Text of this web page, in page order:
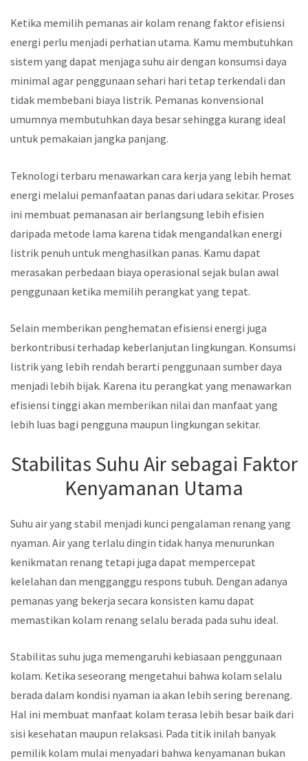
Ketika memilih pemanas air kolam renang faktor efisiensi
energi perlu menjadi perhatian utama. Kamu membutuhkan
sistem yang dapat menjaga suhu air dengan konsumsi daya
minimal agar penggunaan sehari hari tetap terkendali dan
tidak membebani biaya listrik. Pemanas konvensional
umumnya membutuhkan daya besar sehingga kurang ideal
untuk pemakaian jangka panjang.
Teknologi terbaru menawarkan cara kerja yang lebih hemat
energi melalui pemanfaatan panas dari udara sekitar. Proses
ini membuat pemanasan air berlangsung lebih efisien
daripada metode lama karena tidak mengandalkan energi
listrik penuh untuk menghasilkan panas. Kamu dapat
merasakan perbedaan biaya operasional sejak bulan awal
penggunaan ketika memilih perangkat yang tepat.
Selain memberikan penghematan efisiensi energi juga
berkontribusi terhadap keberlanjutan lingkungan. Konsumsi
listrik yang lebih rendah berarti penggunaan sumber daya
menjadi lebih bijak. Karena itu perangkat yang menawarkan
efisiensi tinggi akan memberikan nilai dan manfaat yang
lebih luas bagi pengguna maupun lingkungan sekitar.
Stabilitas Suhu Air sebagai Faktor
Kenyamanan Utama
Suhu air yang stabil menjadi kunci pengalaman renang yang
nyaman. Air yang terlalu dingin tidak hanya menurunkan
kenikmatan renang tetapi juga dapat mempercepat
kelelahan dan mengganggu respons tubuh. Dengan adanya
pemanas yang bekerja secara konsisten kamu dapat
memastikan kolam renang selalu berada pada suhu ideal.
Stabilitas suhu juga memengaruhi kebiasaan penggunaan
kolam. Ketika seseorang mengetahui bahwa kolam selalu
berada dalam kondisi nyaman ia akan lebih sering berenang.
Hal ini membuat manfaat kolam terasa lebih besar baik dari
sisi kesehatan maupun relaksasi. Pada titik inilah banyak
pemilik kolam mulai menyadari bahwa kenyamanan bukan